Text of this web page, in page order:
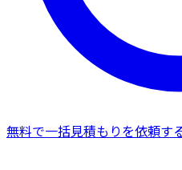
無料で一括見積もりを依頼す